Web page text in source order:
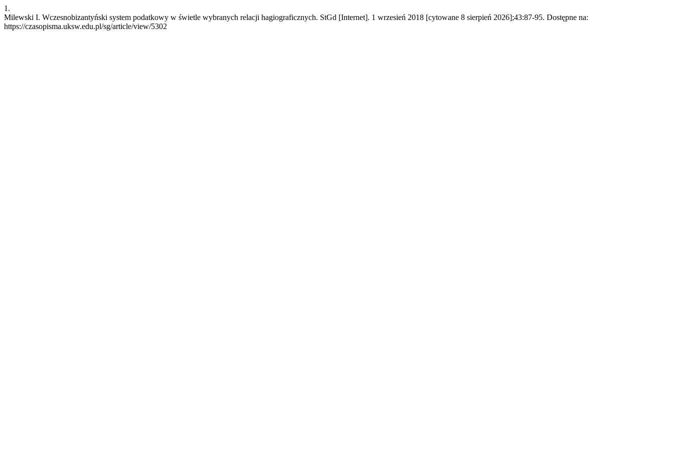
1.
Milewski I. Wczesnobizantyński system podatkowy w świetle wybranych relacji hagiograficznych. StGd [Internet]. 1 wrzesień 2018 [cytowane 8 sierpień 2026];43:87-95. Dostępne na:
https://czasopisma.uksw.edu.pl/sg/article/view/5302